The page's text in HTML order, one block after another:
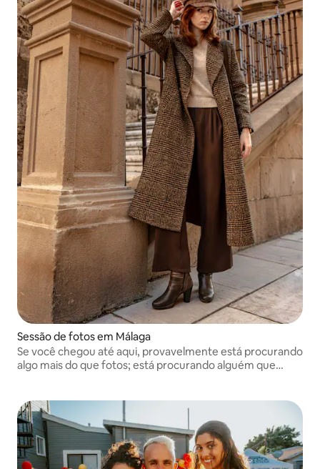
Sessão de fotos em Málaga
Se você chegou até aqui, provavelmente está procurando
algo mais do que fotos; está procurando alguém que